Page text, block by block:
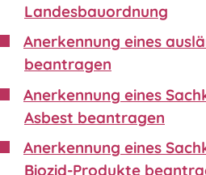
Landesbauordnung
Anerkennung eines
beantragen
Anerkennung eines
Asbest beantragen
Anerkennung eines
Biozid-Produkte